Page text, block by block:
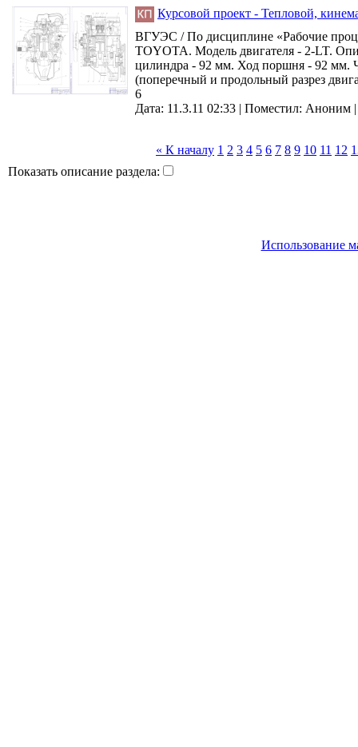
Курсовой проект - Тепловой,
ВГУЭС / По дисциплине «Рабочие
TOYOTA. Модель двигателя - 2-LT.
цилиндра - 92 мм. Ход поршня - 92 мм.
(поперечный и продольный разрез
6
Дата: 11.3.11 02:33 | Поместил: Аноним
« К началу 1 2 3 4 5 6 7 8 9 10 11 12
Показать описание раздела:
Использование